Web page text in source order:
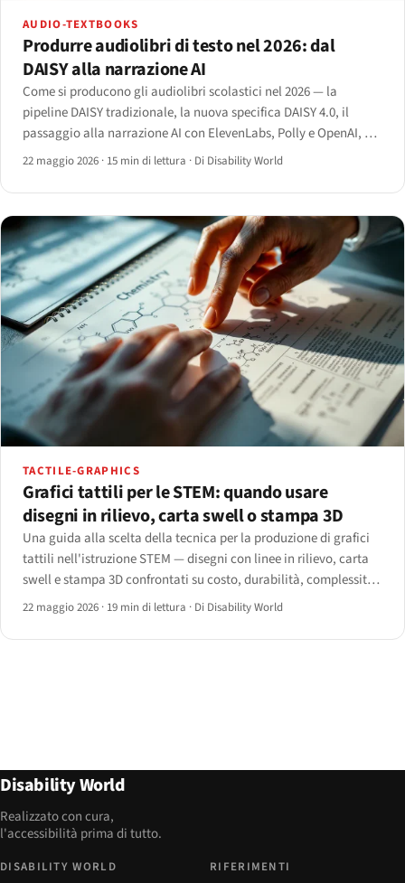
AUDIO-TEXTBOOKS
Produrre audiolibri di testo nel 2026: dal
DAISY alla narrazione AI
Come si producono gli audiolibri scolastici nel 2026 — la
pipeline DAISY tradizionale, la nuova specifica DAISY 4.0, il
passaggio alla narrazione AI con ElevenLabs, Polly e OpenAI, e il
compromesso costo-qualità che separa ancora un libro di testo
22 maggio 2026 · 15 min di lettura · Di Disability World
TACTILE-GRAPHICS
Grafici tattili per le STEM: quando usare
disegni in rilievo, carta swell o stampa 3D
Una guida alla scelta della tecnica per la produzione di grafici
tattili nell'istruzione STEM — disegni con linee in rilievo, carta
swell e stampa 3D confrontati su costo, durabilità, complessità
e flusso di lavoro in aula, con un albero decisionale per materia.
22 maggio 2026 · 19 min di lettura · Di Disability World
Disability World
Realizzato con cura,
l'accessibilità prima di tutto.
DISABILITY WORLD RIFERIMENTI